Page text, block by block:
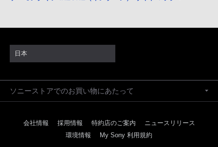
日本
ソニーストアでのお買い物にあたって
会社情報 採用情報 特約店のご案内
ニュースリリース
環境情報
My Sony 利用規約